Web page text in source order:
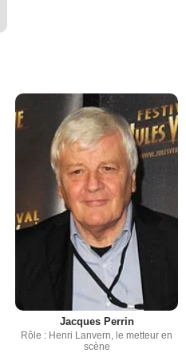
Jacques Perrin
Rôle : Henri Lanvern, le metteur en
scène